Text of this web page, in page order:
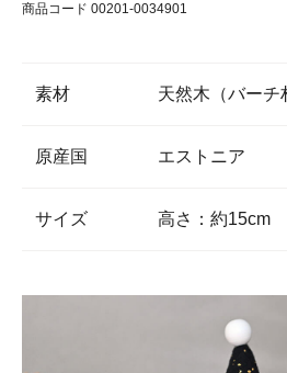
商品コード 00201-0034901
素材 天然木（バーチ
原産国 エストニア
サイズ 高さ：約15cm